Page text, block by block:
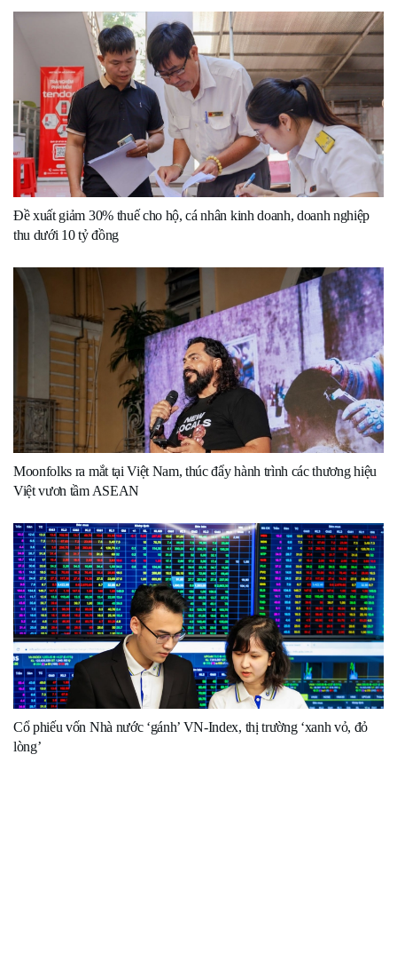
Đề xuất giảm 30% thuế cho hộ, cá nhân kinh doanh, doanh nghiệp
thu dưới 10 tỷ đồng
Moonfolks ra mắt tại Việt Nam, thúc đẩy hành trình các thương hiệu
Việt vươn tầm ASEAN
Cổ phiếu vốn Nhà nước ‘gánh’ VN-Index, thị trường ‘xanh vỏ, đỏ
lòng’